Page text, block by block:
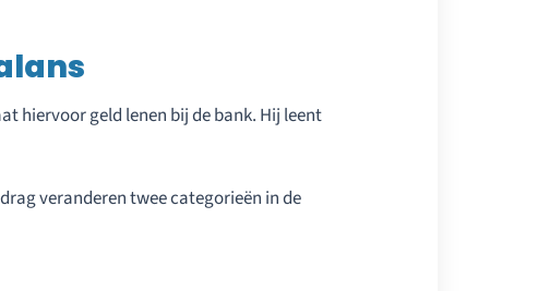
hiervoor geld lenen bij de bank. Hij leent
veranderen twee categorieën in de